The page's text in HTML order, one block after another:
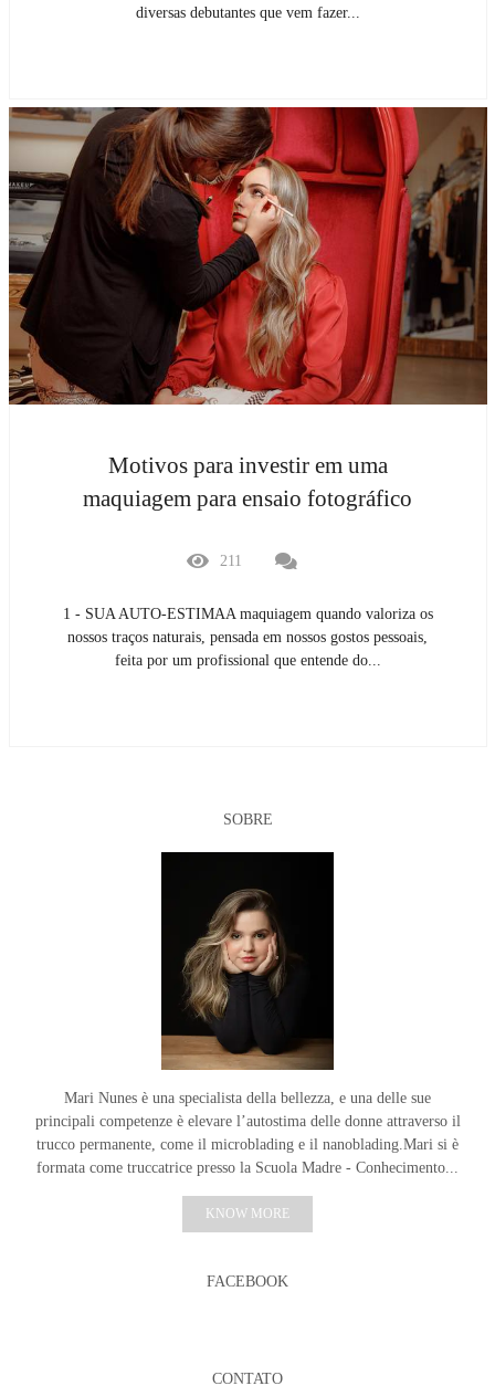
diversas debutantes que vem fazer...
Motivos para investir em uma
maquiagem para ensaio fotográfico
211
1 - SUA AUTO-ESTIMAA maquiagem quando valoriza os
nossos traços naturais, pensada em nossos gostos pessoais,
feita por um profissional que entende do...
SOBRE
Mari Nunes è una specialista della bellezza, e una delle sue
principali competenze è elevare l’autostima delle donne attraverso il
trucco permanente, come il microblading e il nanoblading.Mari si è
formata come truccatrice presso la Scuola Madre - Conhecimento...
KNOW MORE
FACEBOOK
CONTATO